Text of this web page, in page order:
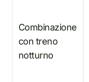
Combinazione
con treno
notturno